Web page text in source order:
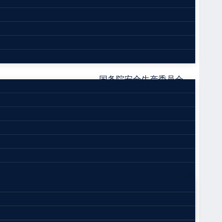
国务院安全生产委员会
安全生产法》、《中华人民共和国国民经济和
。